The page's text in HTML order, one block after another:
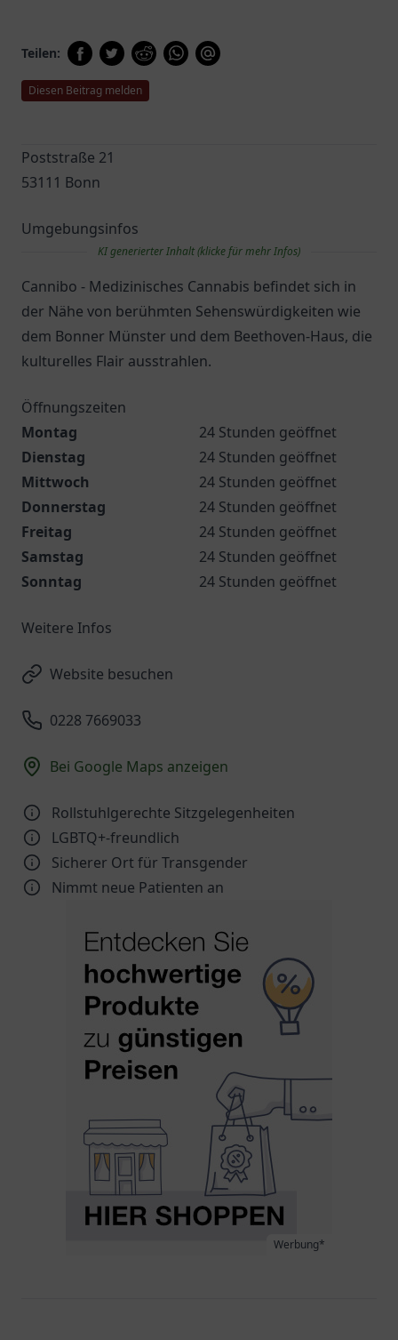
Teilen:
Diesen Beitrag melden
Poststraße 21
53111 Bonn
Umgebungsinfos
KI generierter Inhalt (klicke für mehr Infos)
Cannibo - Medizinisches Cannabis befindet sich in
der Nähe von berühmten Sehenswürdigkeiten wie
dem Bonner Münster und dem Beethoven-Haus, die
kulturelles Flair ausstrahlen.
Öffnungszeiten
Montag
24 Stunden geöffnet
Dienstag
24 Stunden geöffnet
Mittwoch
24 Stunden geöffnet
Donnerstag
24 Stunden geöffnet
Freitag
24 Stunden geöffnet
Samstag
24 Stunden geöffnet
Sonntag
24 Stunden geöffnet
Weitere Infos
Website besuchen
0228 7669033
Bei Google Maps anzeigen
Rollstuhlgerechte Sitzgelegenheiten
LGBTQ+-freundlich
Sicherer Ort für Transgender
Nimmt neue Patienten an
Werbung*